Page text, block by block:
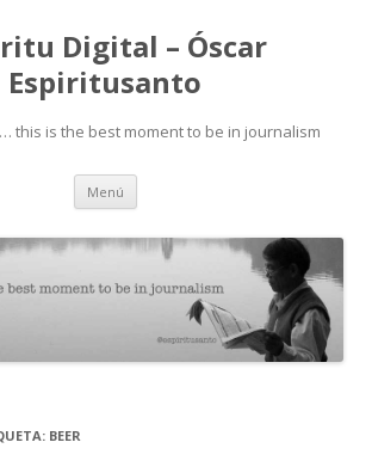
Digital – Óscar
Espiritusanto
this is the best moment to be in journalism
Menú Ir
contenido
BEER